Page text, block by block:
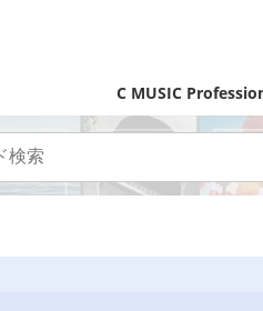
C MUSIC